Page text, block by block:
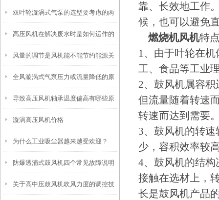
双叶轮漩涡式气泵的选型要考虑的两
大因素
高压风机在解决废水时是如何运作的
风量的调节是风机能不能节约能源关
键的一个要素
全风漩涡式气泵压力或流量降低的原
因分析
导致高压风机轴承温度偏高有哪些原
因呢？
漩涡高压风机价格
为什么工业吸尘器越来越受欢迎？
防爆透浦式鼓风机四个常见故障说明
关于高中压鼓风机吹风力度的调控技
靠、长效地工作
候，也可以避免
燃烧机风机特
1、由于叶轮在
工、食品等工业
2、鼓风机属容
但流量随着转速
转速而达到需要
3、鼓风机的转
少，容积效率较
4、鼓风机的结
接触在选材上，
长是鼓风机产品